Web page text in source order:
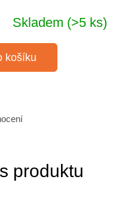
Skladem (>5 ks)
košíku
produktu